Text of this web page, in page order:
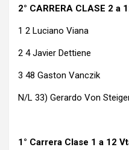
2° CARRERA CLASE 2 a
1 2 Luciano
2 4 Javier
3 48 Gaston
N/L 33) Gerardo Von
1° Carrera Clase 1 a 12